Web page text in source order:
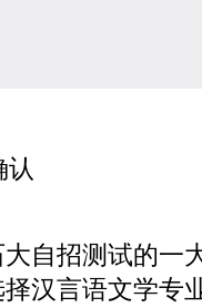
认
招测试的一
汉言语文学专